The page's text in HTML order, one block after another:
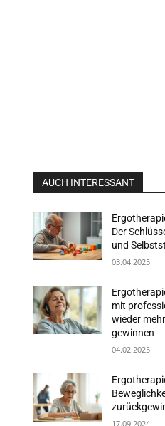
AUCH INTERESSANT
Der
und
03.04.2025
mit
wieder
gewinnen
04.02.2025
17.09.2024